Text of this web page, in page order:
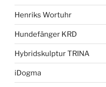
Henriks Wortuhr
Hundefänger KRD
Hybridskulptur TRINA
iDogma